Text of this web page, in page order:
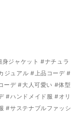
ジャケット #ナチュラ
ジュアル #上品コーデ #
ーデ #大人可愛い #体型
#ハンドメイド服 #オリ
#サステナブルファッシ